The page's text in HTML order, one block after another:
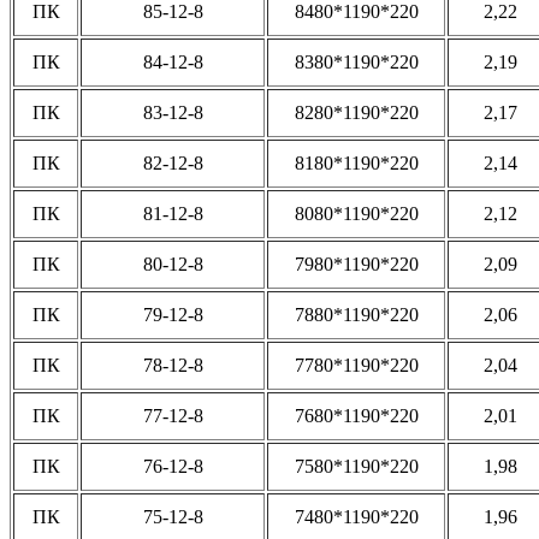
ПК 85-12-8 8480*1190*220 2,22
ПК 84-12-8 8380*1190*220 2,19
ПК 83-12-8 8280*1190*220 2,17
ПК 82-12-8 8180*1190*220 2,14
ПК 81-12-8 8080*1190*220 2,12
ПК 80-12-8 7980*1190*220 2,09
ПК 79-12-8 7880*1190*220 2,06
ПК 78-12-8 7780*1190*220 2,04
ПК 77-12-8 7680*1190*220 2,01
ПК 76-12-8 7580*1190*220 1,98
ПК 75-12-8 7480*1190*220 1,96